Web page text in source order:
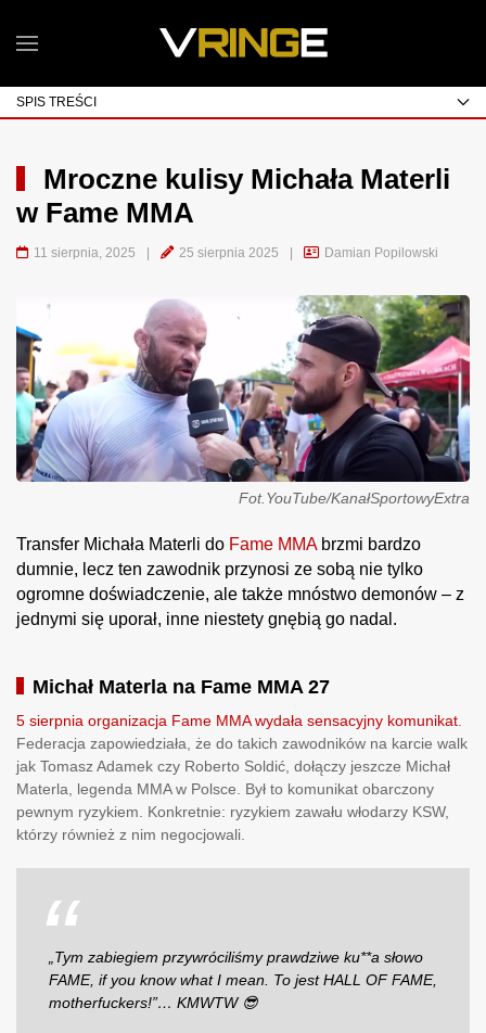
SPIS TREŚCI
Mroczne kulisy Michała Materli
w Fame MMA
11 sierpnia, 2025 | 25 sierpnia 2025 | Damian Popilowski
Fot.YouTube/KanałSportowyExtra
Transfer Michała Materli do Fame MMAbrzmi bardzo
dumnie, lecz ten zawodnik przynosi ze sobą nie tylko
ogromne doświadczenie, ale także mnóstwo demonów – z
jednymi się uporał, inne niestety gnębią go nadal.
Michał Materla na Fame MMA 27
5 sierpnia organizacja Fame MMA wydała sensacyjny komunikat
Federacja zapowiedziała, że do takich zawodników na karcie walk
jak Tomasz Adamek czy Roberto Soldić, dołączy jeszcze Michał
Materla, legenda MMA w Polsce. Był to komunikat obarczony
pewnym ryzykiem. Konkretnie: ryzykiem zawału włodarzy KSW,
którzy również z nim negocjowali.
„Tym zabiegiem przywróciliśmy prawdziwe ku**a słowo
FAME, if you know what I mean. To jest HALL OF FAME,
motherfuckers!”… KMWTW 😎